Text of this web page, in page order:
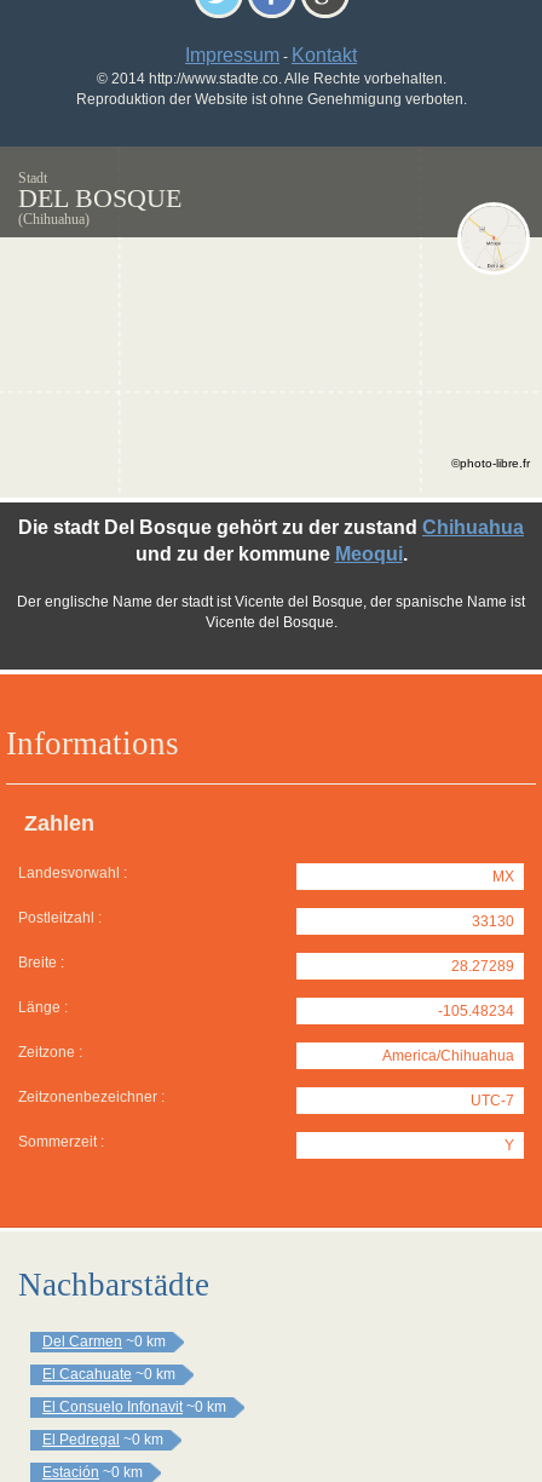
Impressum - Kontakt
© 2014 http://www.stadte.co. Alle Rechte vorbehalten.
Reproduktion der Website ist ohne Genehmigung verboten.
Stadt
DEL BOSQUE
(Chihuahua)
Informations
Zahlen
Landesvorwahl : MX
Postleitzahl : 33130
Breite : 28.27289
Länge : -105.48234
Zeitzone : America/Chihuahua
Zeitzonenbezeichner : UTC-7
Sommerzeit : Y
Die stadt Del Bosque gehört zu der zustand Chihuahua
und zu der kommune Meoqui.
Der englische Name der stadt ist Vicente del Bosque, der spanische Name ist
Vicente del Bosque.
©photo-libre.fr
Nachbarstädte
Del Carmen ~0 km
El Cacahuate ~0 km
El Consuelo Infonavit ~0 km
El Pedregal ~0 km
Estación ~0 km